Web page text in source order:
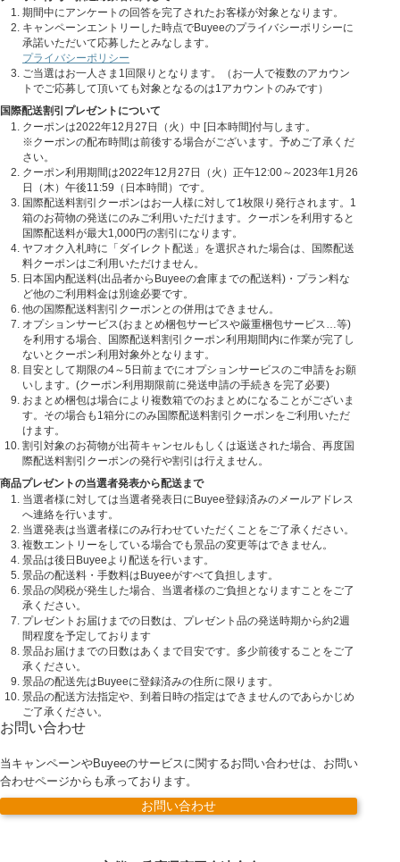
期間中にアンケートの回答を完了されたお客様が対象となります。
キャンペーンエントリーした時点でBuyeeのプライバシーポリシーに
承諾いただいて応募したとみなします。
プライバシーポリシー
ご当選はお一人さま1回限りとなります。（お一人で複数のアカウン
トでご応募して頂いても対象となるのは1アカウントのみです）
国際配送割引プレゼントについて
クーポンは2022年12月27日（火）中 [日本時間]付与します。
※クーポンの配布時間は前後する場合がございます。予めご了承くだ
さい。
クーポン利用期間は2022年12月27日（火）正午12:00～2023年1月26
日（木）午後11:59（日本時間）です。
国際配送料割引クーポンはお一人様に対して1枚限り発行されます。1
箱のお荷物の発送にのみご利用いただけます。クーポンを利用すると
国際配送料が最大1,000円の割引になります。
ヤフオク入札時に「ダイレクト配送」を選択された場合は、国際配送
料クーポンはご利用いただけません。
日本国内配送料(出品者からBuyeeの倉庫までの配送料)・プラン料な
ど他のご利用料金は別途必要です。
他の国際配送料割引クーポンとの併用はできません。
オプションサービス(おまとめ梱包サービスや厳重梱包サービス…等)
を利用する場合、国際配送料割引クーポン利用期間内に作業が完了し
ないとクーポン利用対象外となります。
目安として期限の4～5日前までにオプションサービスのご申請をお願
いします。(クーポン利用期限前に発送申請の手続きを完了必要)
おまとめ梱包は場合により複数箱でのおまとめになることがございま
す。その場合も1箱分にのみ国際配送料割引クーポンをご利用いただ
けます。
割引対象のお荷物が出荷キャンセルもしくは返送された場合、再度国
際配送料割引クーポンの発行や割引は行えません。
商品プレゼントの当選者発表から配送まで
当選者様に対しては当選者発表日にBuyee登録済みのメールアドレス
へ連絡を行います。
当選発表は当選者様にのみ行わせていただくことをご了承ください。
複数エントリーをしている場合でも景品の変更等はできません。
景品は後日Buyeeより配送を行います。
景品の配送料・手数料はBuyeeがすべて負担します。
景品の関税が発生した場合、当選者様のご負担となりますことをご了
承ください。
プレゼントお届けまでの日数は、プレゼント品の発送時期から約2週
間程度を予定しております
景品お届けまでの日数はあくまで目安です。多少前後することをご了
承ください。
景品の配送先はBuyeeに登録済みの住所に限ります。
景品の配送方法指定や、到着日時の指定はできませんのであらかじめ
ご了承ください。
お問い合わせ
当キャンペーンやBuyeeのサービスに関するお問い合わせは、お問い
合わせページからも承っております。
お問い合わせ